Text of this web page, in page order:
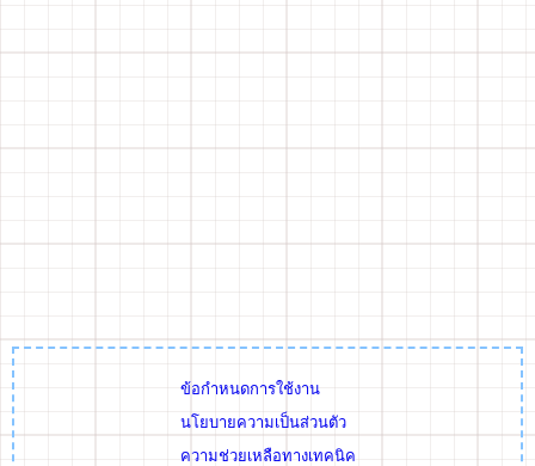
ข้อกำหนดการใช้งาน
นโยบายความเป็นส่วนตัว
ความช่วยเหลือทางเทคนิค